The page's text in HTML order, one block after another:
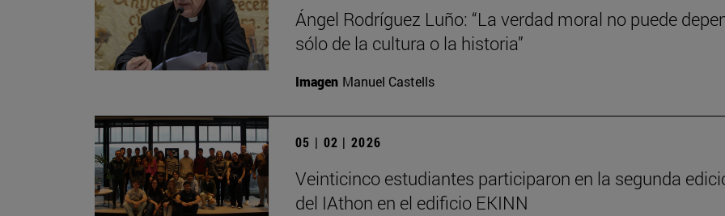
Ángel Rodríguez Luño: “La verdad moral no puede
sólo de la cultura o la historia”
Imagen Manuel Castells
05 | 02 | 2026
Veinticinco estudiantes participaron en la segunda
del IAthon en el edificio EKINN